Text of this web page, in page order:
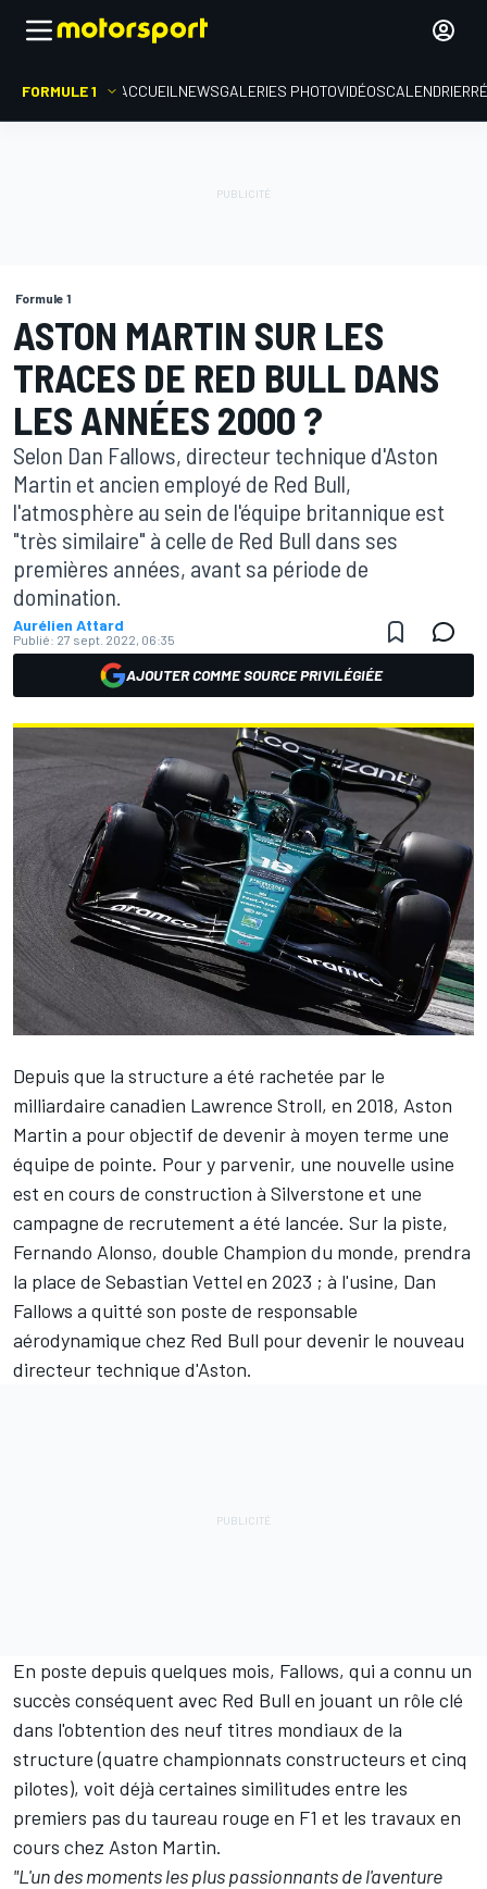
FORMULE 1 ACCUEIL NEWSGALERIES PHOTOVIDÉOSCALENDRIER
Formule 1
ASTON MARTIN SUR LES
TRACES DE RED BULL DANS
LES ANNÉES 2000 ?
Selon Dan Fallows, directeur technique d'Aston
Martin et ancien employé de Red Bull,
l'atmosphère au sein de l'équipe britannique est
"très similaire" à celle de Red Bull dans ses
premières années, avant sa période de
domination.
Aurélien Attard
Publié: 27 sept. 2022, 06:35
AJOUTER COMME SOURCE PRIVILÉGIÉE
Depuis que la structure a été rachetée par le
milliardaire canadien Lawrence Stroll, en 2018, Aston
Martin a pour objectif de devenir à moyen terme une
équipe de pointe. Pour y parvenir, une nouvelle usine
est en cours de construction à Silverstone et une
campagne de recrutement a été lancée. Sur la piste,
Fernando Alonso, double Champion du monde, prendra
la place de Sebastian Vettel en 2023 ; à l'usine, Dan
Fallows a quitté son poste de responsable
aérodynamique chez Red Bull pour devenir le nouveau
directeur technique d'Aston.
En poste depuis quelques mois, Fallows, qui a connu un
succès conséquent avec Red Bull en jouant un rôle clé
dans l'obtention des neuf titres mondiaux de la
structure (quatre championnats constructeurs et cinq
pilotes), voit déjà certaines similitudes entre les
premiers pas du taureau rouge en F1 et les travaux en
cours chez Aston Martin.
"L'un des moments les plus passionnants de l'aventure